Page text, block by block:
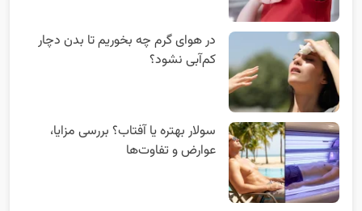
در هوای گرم چه بخوریم تا بدن دچار
کم‌آبی نشود؟
سولار بهتره یا آفتاب؟ بررسی مزایا،
عوارض و تفاوت‌ها